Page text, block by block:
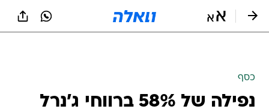
כסף
נפילה של 58% ברווחי ג'נרל